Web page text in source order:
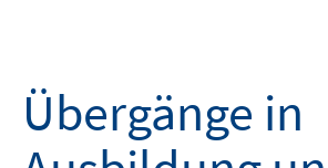
Übergänge in